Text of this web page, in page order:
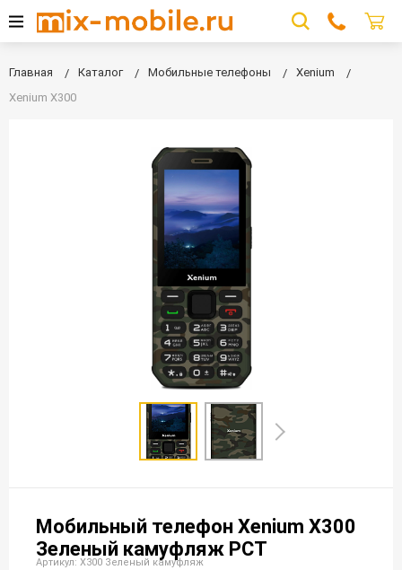
Главная Каталог Мобильные телефоны
Xenium
Xenium X300
Мобильный телефон Xenium X300
Зеленый камуфляж РСТ
Артикул: X300 Зеленый камуфляж